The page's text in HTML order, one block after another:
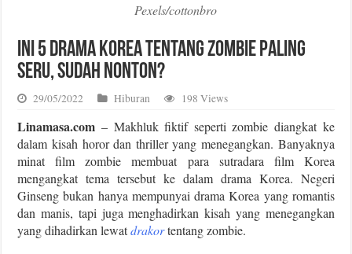
Pexels/cottonbro
Ini 5 Drama Korea Tentang Zombie Paling
Seru, Sudah Nonton?
29/05/2022 Hiburan 198 Views
Linamasa.com – Makhluk fiktif seperti zombie diangkat ke
dalam kisah horor dan thriller yang menegangkan. Banyaknya
minat film zombie membuat para sutradara film Korea
mengangkat tema tersebut ke dalam drama Korea. Negeri
Ginseng bukan hanya mempunyai drama Korea yang romantis
dan manis, tapi juga menghadirkan kisah yang menegangkan
yang dihadirkan lewatdrakortentang zombie.